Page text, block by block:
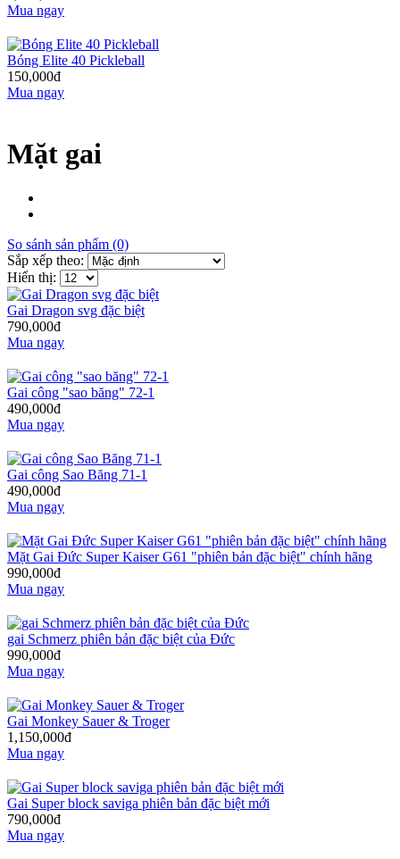
Mua ngay
Bóng Elite 40 Pickleball
150,000đ
Mua ngay
Mặt gai
So sánh sản phẩm (0)
Sắp xếp theo:
Hiển thị:
Gai Dragon svg đặc biệt
790,000đ
Mua ngay
Gai công "sao băng" 72-1
490,000đ
Mua ngay
Gai công Sao Băng 71-1
490,000đ
Mua ngay
Mặt Gai Đức Super Kaiser G61 "phiên bản đặc biệt" chính hãng
990,000đ
Mua ngay
gai Schmerz phiên bản đặc biệt của Đức
990,000đ
Mua ngay
Gai Monkey Sauer & Troger
1,150,000đ
Mua ngay
Gai Super block saviga phiên bản đặc biệt mới
790,000đ
Mua ngay